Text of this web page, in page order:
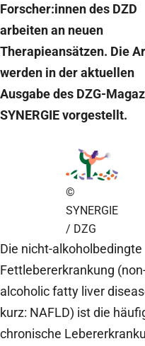
Forscher:innen des DZD
arbeiten an neuen
Therapieansätzen. Die
werden in der aktuellen
Ausgabe des DZG-
SYNERGIE vorgestellt.
©
SYNERGIE
/ DZG
Die nicht-alkoholbedingte
Fettlebererkrankung
alcoholic fatty liver
kurz: NAFLD) ist die
chronische